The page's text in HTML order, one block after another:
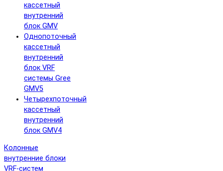
кассетный
внутренний
блок GMV
Однопоточный
кассетный
внутренний
блок VRF
системы Gree
GMV5
Четырехпоточный
кассетный
внутренний
блок GMV4
Колонные
внутренние блоки
VRF-систем